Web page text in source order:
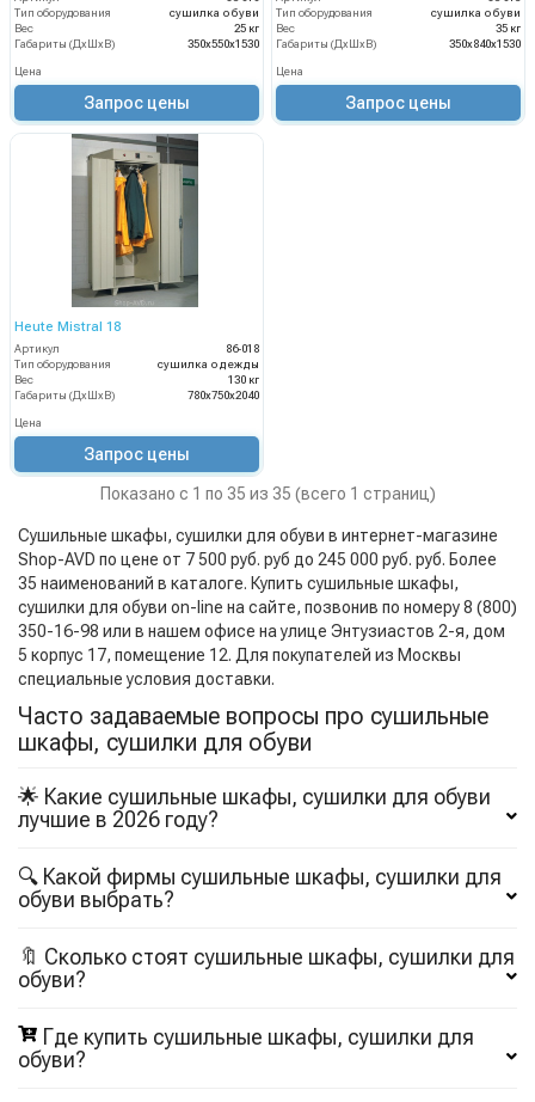
Тип оборудования
сушилка обуви
Вес
25 кг
Габариты (ДхШхВ)
350х550х1530
Цена
Запрос цены
Тип оборудования
сушилка обуви
Вес
35 кг
Габариты (ДхШхВ)
350х840х1530
Цена
Запрос цены
Heute Mistral 18
Артикул
86-018
Тип оборудования
сушилка одежды
Вес
130 кг
Габариты (ДхШхВ)
780х750х2040
Цена
Запрос цены
Показано с 1 по 35 из 35 (всего 1 страниц)
Сушильные шкафы, сушилки для обуви в интернет-магазине
Shop-AVD по цене от 7 500 руб. руб до 245 000 руб. руб. Более
35 наименований в каталоге. Купить сушильные шкафы,
сушилки для обуви on-line на сайте, позвонив по номеру 8 (800)
350-16-98 или в нашем офисе на улице Энтузиастов 2-я, дом
5 корпус 17, помещение 12. Для покупателей из Москвы
специальные условия доставки.
Часто задаваемые вопросы про сушильные
шкафы, сушилки для обуви
🌟 Какие сушильные шкафы, сушилки для обуви
лучшие в 2026 году?
🔍 Какой фирмы сушильные шкафы, сушилки для
обуви выбрать?
🔖 Сколько стоят сушильные шкафы, сушилки для
обуви?
Где купить сушильные шкафы, сушилки для
обуви?